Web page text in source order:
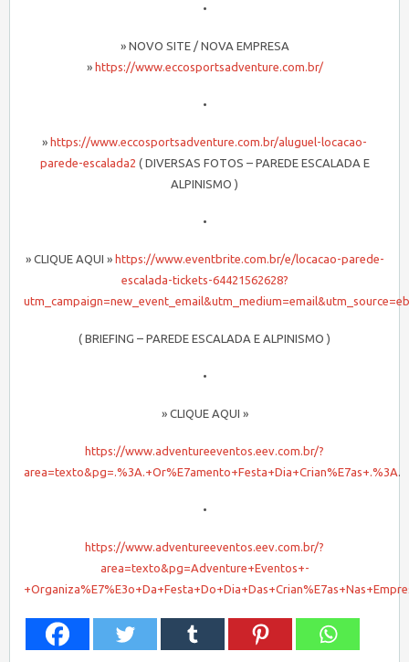
•
» NOVO SITE / NOVA EMPRESA
» https://www.eccosportsadventure.com.br/
•
» https://www.eccosportsadventure.com.br/aluguel-locacao-
parede-escalada2 ( DIVERSAS FOTOS – PAREDE ESCALADA E
ALPINISMO )
•
» CLIQUE AQUI » https://www.eventbrite.com.br/e/locacao-parede-
escalada-tickets-64421562628?
( BRIEFING – PAREDE ESCALADA E ALPINISMO )
•
» CLIQUE AQUI »
https://www.adventureeventos.eev.com.br/?
area=texto&pg=.%3A.+Or%E7amento+Festa+Dia+Crian%E7as+.%3A
•
https://www.adventureeventos.eev.com.br/?
area=texto&pg=Adventure+Eventos+-